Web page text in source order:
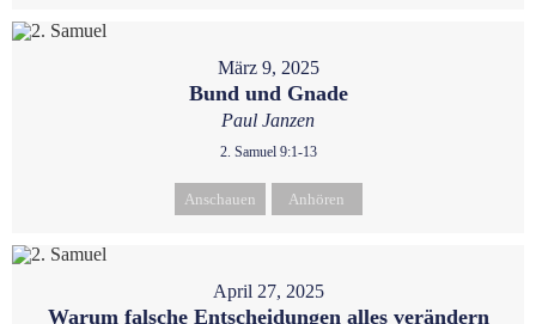
März 9, 2025
Bund und Gnade
Paul Janzen
2. Samuel 9:1-13
Anschauen Anhören
April 27, 2025
Warum falsche Entscheidungen alles verändern